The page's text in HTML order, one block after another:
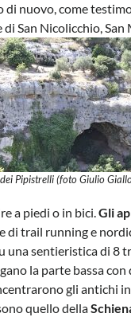
di nuovo, come
San Nicolicchio, San
Pipistrelli (foto Giulio
a piedi o in bici.Gli
di trail running e
una sentieristica di 8
la parte bassa
gli antichi
quello della